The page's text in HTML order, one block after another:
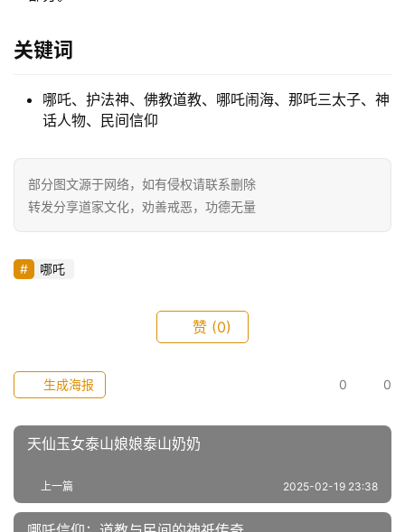
关键词
哪吒、护法神、佛教道教、哪吒闹海、那吒三太子、神
话人物、民间信仰
部分图文源于网络，如有侵权请联系删除
转发分享道家文化，劝善戒恶，功德无量
哪吒
赞 (0)
0 0
生成海报
天仙玉女泰山娘娘泰山奶奶
上一篇 2025-02-19 23:38